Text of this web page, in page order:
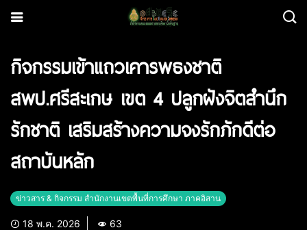
กิจกรรมเข้าแถวเคารพธงชาติ
สพป.ศรีสะเกษ เขต 4 ปลูกฝังจิตสำนึก
รักชาติ เสริมสร้างความจงรักภักดีต่อ
สถาบันหลัก
ข่าวสาร & กิจกรรม สำนักงานเขตพื้นที่การศึกษา ภาคอิสาน
18 พ.ค. 2026 63